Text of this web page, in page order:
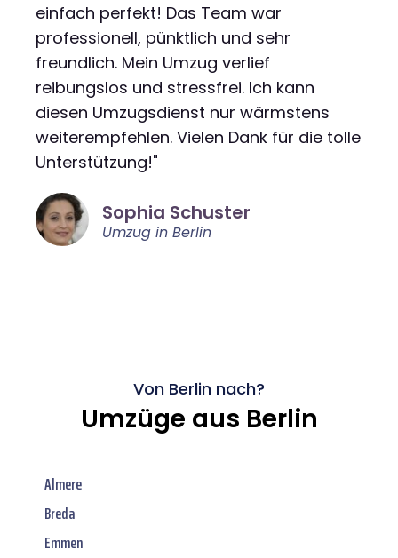
einfach perfekt! Das Team war
professionell, pünktlich und sehr
freundlich. Mein Umzug verlief
reibungslos und stressfrei. Ich kann
diesen Umzugsdienst nur wärmstens
weiterempfehlen. Vielen Dank für die tolle
Unterstützung!"
Sophia Schuster
Umzug in Berlin
Von Berlin nach?
Umzüge aus Berlin
Almere
Breda
Emmen